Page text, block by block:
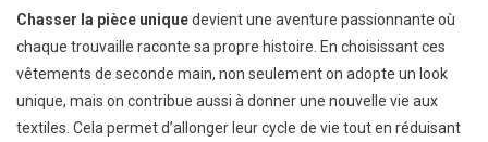
Chasser la pièce uniquedevient une aventure passionnante où
chaque trouvaille raconte sa propre histoire. En choisissant ces
vêtements de seconde main, non seulement on adopte un look
unique, mais on contribue aussi à donner une nouvelle vie aux
textiles. Cela permet d’allonger leur cycle de vie tout en réduisant